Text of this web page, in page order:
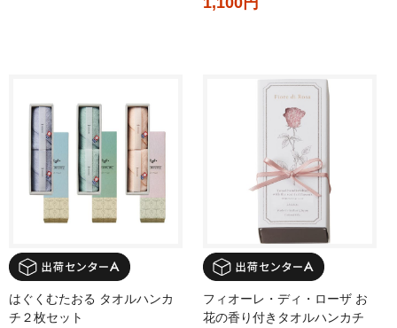
はぐくむたおる タオルハンカ
チ２枚セット
フィオーレ・ディ・ローザ お
花の香り付きタオルハンカチ